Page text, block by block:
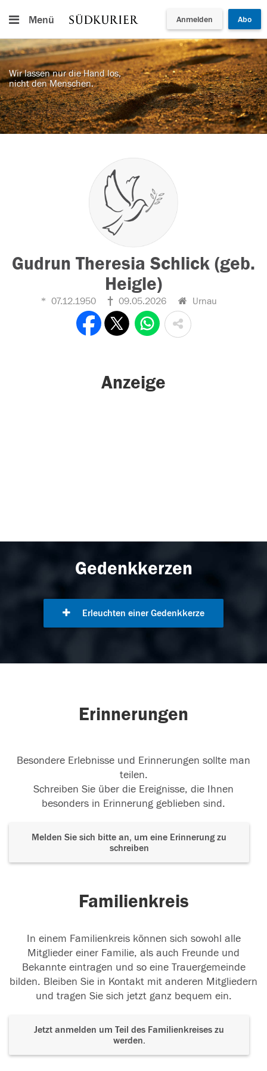
Menü Anmelden Abo
Wir lassen nur die Hand los,
nicht den Menschen.
Gudrun Theresia Schlick (geb.
Heigle)
07.12.1950 09.05.2026 Urnau
Anzeige
Gedenkkerzen
Erleuchten einer Gedenkkerze
Erinnerungen
Besondere Erlebnisse und Erinnerungen sollte man
teilen.
Schreiben Sie über die Ereignisse, die Ihnen
besonders in Erinnerung geblieben sind.
Melden Sie sich bitte an, um eine Erinnerung zu
schreiben
Familienkreis
In einem Familienkreis können sich sowohl alle
Mitglieder einer Familie, als auch Freunde und
Bekannte eintragen und so eine Trauergemeinde
bilden. Bleiben Sie in Kontakt mit anderen Mitgliedern
und tragen Sie sich jetzt ganz bequem ein.
Jetzt anmelden um Teil des Familienkreises zu
werden.